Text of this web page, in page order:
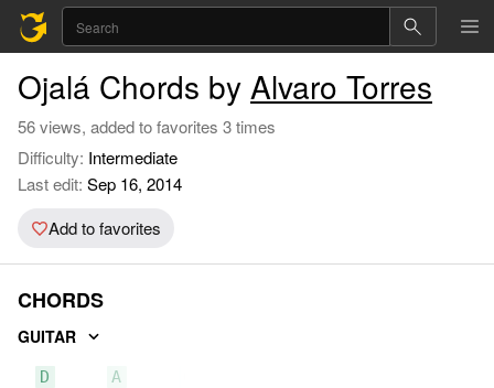
Ojalá Chords by Alvaro Torres
56 views, added to favorites 3 times
Difficulty: Intermediate
Last edit: Sep 16, 2014
Add to favorites
CHORDS
GUITAR
D A